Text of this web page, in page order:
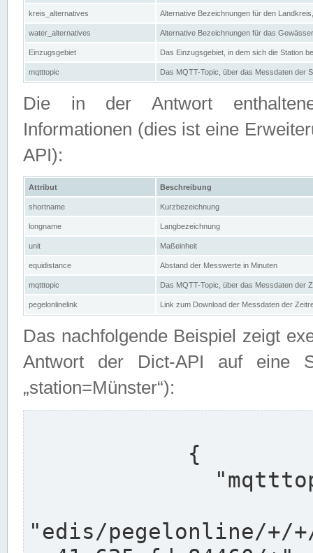
kreis_alternatives Alternative Bezeichnungen für den
water_alternatives Alternative Bezeichnungen für das
Einzugsgebiet Das Einzugsgebiet, in dem sich die Station
mqtttopic Das MQTT-Topic, über das Messdaten der
Die in der Antwort
Informationen (dies ist eine
API):
Attribut Beschreibung
shortname Kurzbezeichnung
longname Langbezeichnung
unit Maßeinheit
equidistance Abstand der Messwerte in Minuten
mqtttopic Das MQTT-Topic, über das Messdaten der
pegelonlinelink Link zum Download der Messdaten der
Das nachfolgende Beispiel zeigt
Antwort der Dict-API auf eine
„station=Münster“):
"edis/pegelonline/+/